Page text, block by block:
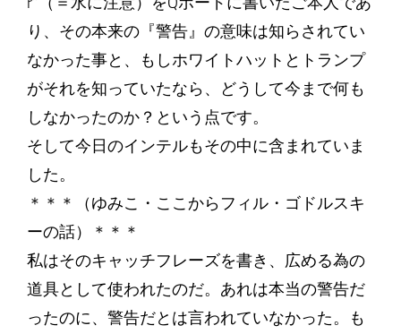
り、その本来の『警告』の意味は知らされてい
なかった事と、もしホワイトハットとトランプ
がそれを知っていたなら、どうして今まで何も
しなかったのか？という点です。
そして今日のインテルもその中に含まれていま
した。
＊＊＊（ゆみこ・ここからフィル・ゴドルスキ
ーの話）＊＊＊
私はそのキャッチフレーズを書き、広める為の
道具として使われたのだ。あれは本当の警告だ
ったのに、警告だとは言われていなかった。も